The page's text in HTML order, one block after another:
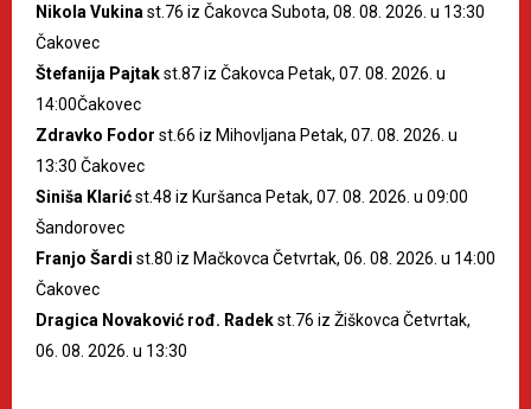
Nikola Vukina st.76 iz Čakovca Subota, 08. 08. 2026. u 13:30
Čakovec
Štefanija Pajtakst.87 iz Čakovca Petak, 07. 08. 2026. u
14:00Čakovec
Zdravko Fodor st.66 iz Mihovljana Petak, 07. 08. 2026. u
13:30 Čakovec
Siniša Klarićst.48 iz Kuršanca Petak, 07. 08. 2026. u 09:00
Šandorovec
Franjo Šardi st.80 iz Mačkovca Četvrtak, 06. 08. 2026. u 14:00
Čakovec
Dragica Novaković rođ. Radekst.76 iz Žiškovca Četvrtak,
06. 08. 2026. u 13:30